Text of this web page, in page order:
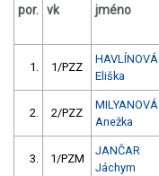
por. vk jméno
1. 1/PZZ
HAVLÍNOVÁ
Eliška
2. 2/PZZ
MILYANOVÁ
Anežka
3. 1/PZM
JANČAR
Jáchym